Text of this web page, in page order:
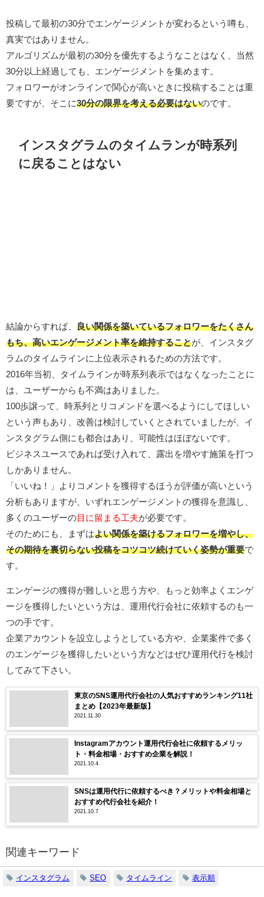
投稿して最初の30分でエンゲージメントが変わるという噂も、
真実ではありません。
アルゴリズムが最初の30分を優先するようなことはなく、当然
30分以上経過しても、エンゲージメントを集めます。
フォロワーがオンラインで関心が高いときに投稿することは重
要ですが、そこに30分の限界を考える必要はないのです。
インスタグラムのタイムランが時系列
に戻ることはない
結論からすれば、 良い関係を築いているフォロワーをたくさん
もち、高いエンゲージメント率を維持することが、インスタグ
ラムのタイムラインに上位表示されるための方法です。
2016年当初、タイムラインが時系列表示ではなくなったことに
は、ユーザーからも不満はありました。
100歩譲って、時系列とリコメンドを選べるようにしてほしい
という声もあり、改善は検討していくとされていましたが、イ
ンスタグラム側にも都合はあり、可能性はほぼないです。
ビジネスユースであれば受け入れて、露出を増やす施策を打つ
しかありません。
「いいね！」よりコメントを獲得するほうが評価が高いという
分析もありますが、いずれエンゲージメントの獲得を意識し、
多くのユーザーの 目に留まる工夫が必要です。
そのためにも、まずはよい関係を築けるフォロワーを増やし、
その期待を裏切らない投稿をコツコツ続けていく姿勢が重要で
す。
エンゲージの獲得が難しいと思う方や、もっと効率よくエンゲ
ージを獲得したいという方は、運用代行会社に依頼するのも一
つの手です。
企業アカウントを設立しようとしている方や、企業案件で多く
のエンゲージを獲得したいという方などはぜひ運用代行を検討
してみて下さい。
東京のSNS運用代行会社の人気おすすめランキング11社
まとめ【2023年最新版】
2021.11.30
Instagramアカウント運用代行会社に依頼するメリッ
ト・料金相場・おすすめ企業を解説！
2021.10.4
SNSは運用代行に依頼するべき？メリットや料金相場と
おすすめ代行会社を紹介！
2021.10.7
関連キーワード
インスタグラム SEO タイムライン 表示順